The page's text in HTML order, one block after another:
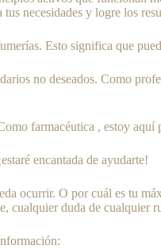
necesidades y logre los
Esto significa que
no deseados. Como
farmacéutica , estoy
encantada de ayudarte!
ocurrir. O por cuál es tu
cualquier duda de cualquier